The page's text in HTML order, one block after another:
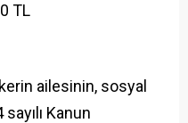
TL
ailesinin, sosyal
Kanun